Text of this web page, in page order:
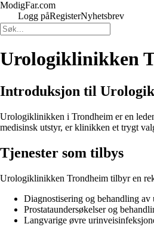
ModigFar.com
Logg påRegisterNyhetsbrev
Urologiklinikken
Introduksjon til
Urologiklinikken i Trondheim er en
medisinsk utstyr, er klinikken et trygt
Tjenester som tilbys
Urologiklinikken Trondheim tilbyr en
Diagnostisering og behandling
Prostataundersøkelser og
Langvarige øvre